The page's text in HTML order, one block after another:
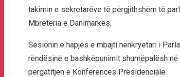
takimin e sekretarëve të përgjithshëm të
Mbretëria e Danimarkës.
Sesionin e hapjes e mbajti nënkryetari i
rëndësinë e bashkëpunimit shumëpalësh
përgatitjen e Konferencës Presidenciale.